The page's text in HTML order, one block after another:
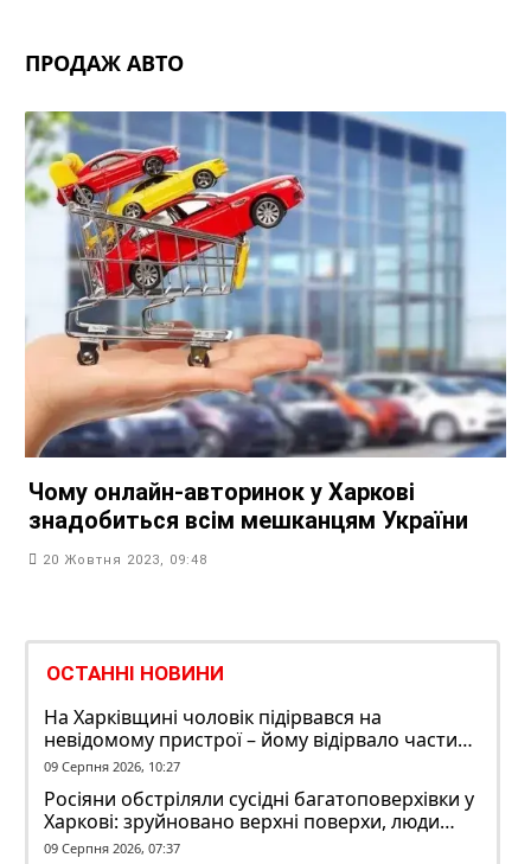
ПРОДАЖ АВТО
Чому онлайн-авторинок у Харкові
знадобиться всім мешканцям України
20 Жовтня 2023, 09:48
ОСТАННІ НОВИНИ
На Харківщині чоловік підірвався на
невідомому пристрої – йому відірвало частину
руки
09 Серпня 2026, 10:27
Росіяни обстріляли сусідні багатоповерхівки у
Харкові: зруйновано верхні поверхи, люди
заблоковані
09 Серпня 2026, 07:37